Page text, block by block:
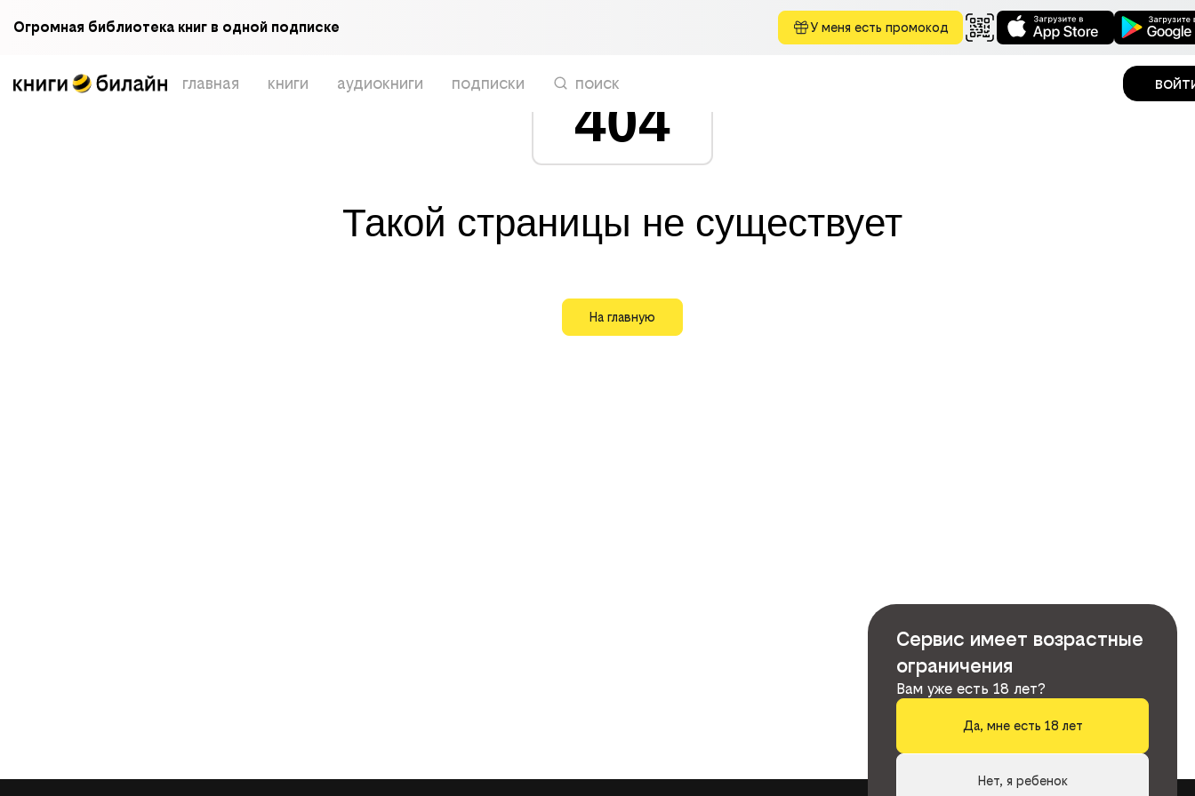
Огромная библиотека книг в одной подписке У меня есть промокод
главная книги аудиокниги подписки поиск
404
Такой страницы не существует
На главную
Сервис имеет возрастные
ограничения
Вам уже есть 18 лет?
Да, мне есть 18 лет
Нет, я ребенок